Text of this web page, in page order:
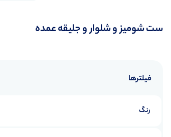
ست شومیز و شلوار و جلیقه عمده
فیلترها
رنگ